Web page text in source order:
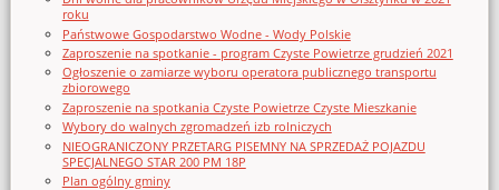
roku
Państwowe Gospodarstwo Wodne - Wody Polskie
Zaproszenie na spotkanie - program Czyste Powietrze grudzień 2021
Ogłoszenie o zamiarze wyboru operatora publicznego transportu
zbiorowego
Zaproszenie na spotkania Czyste Powietrze Czyste Mieszkanie
Wybory do walnych zgromadzeń izb rolniczych
NIEOGRANICZONY PRZETARG PISEMNY NA SPRZEDAŻ POJAZDU
SPECJALNEGO STAR 200 PM 18P
Plan ogólny gminy